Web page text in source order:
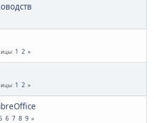
1 2
1 2
6 7 8 9